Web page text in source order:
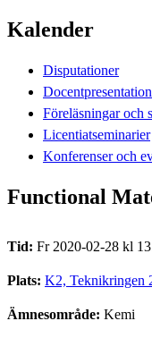
Kalender
Disputationer
Föreläsningar och
Licentiatseminarier
Konferenser och
Functional
Tid: Fr 2020-02-28 kl
Plats: K2, Teknikringen
Ämnesområde: Kemi